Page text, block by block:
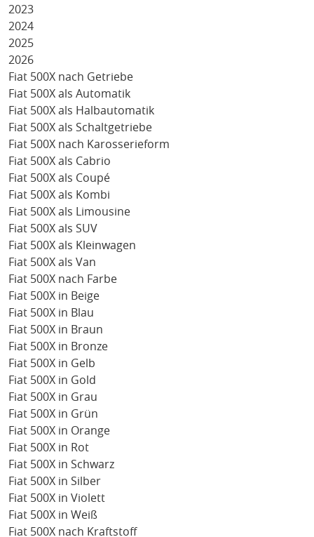
2023
2024
2025
2026
Fiat 500X nach Getriebe
Fiat 500X als Automatik
Fiat 500X als Halbautomatik
Fiat 500X als Schaltgetriebe
Fiat 500X nach Karosserieform
Fiat 500X als Cabrio
Fiat 500X als Coupé
Fiat 500X als Kombi
Fiat 500X als Limousine
Fiat 500X als SUV
Fiat 500X als Kleinwagen
Fiat 500X als Van
Fiat 500X nach Farbe
Fiat 500X in Beige
Fiat 500X in Blau
Fiat 500X in Braun
Fiat 500X in Bronze
Fiat 500X in Gelb
Fiat 500X in Gold
Fiat 500X in Grau
Fiat 500X in Grün
Fiat 500X in Orange
Fiat 500X in Rot
Fiat 500X in Schwarz
Fiat 500X in Silber
Fiat 500X in Violett
Fiat 500X in Weiß
Fiat 500X nach Kraftstoff